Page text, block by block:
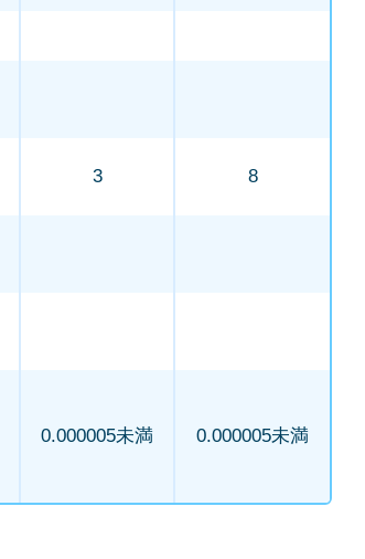
3 8
0.000005未満 0.000005未満